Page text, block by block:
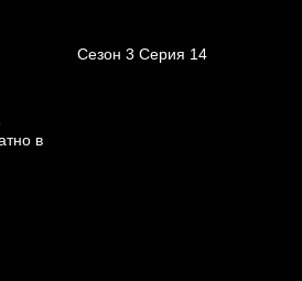
Сезон 3 Серия 14